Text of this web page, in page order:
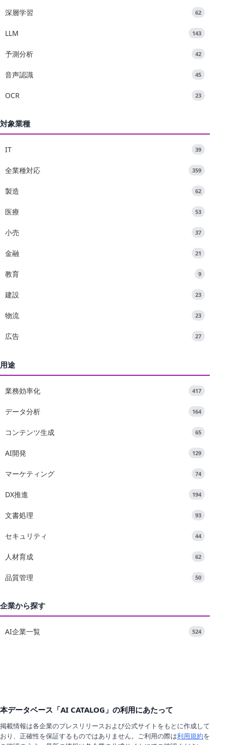
深層学習 62
LLM 143
予測分析 42
音声認識 45
OCR 23
対象業種
IT 39
全業種対応 359
製造 62
医療 53
小売 37
金融 21
教育 9
建設 23
物流 23
広告 27
用途
業務効率化 417
データ分析 164
コンテンツ生成 65
AI開発 129
マーケティング 74
DX推進 194
文書処理 93
セキュリティ 44
人材育成 62
品質管理 50
企業から探す
AI企業一覧 524
本データベース「AI CATALOG」の利用にあたって
掲載情報は各企業のプレスリリースおよび公式サイトをもとに作成して
おり、正確性を保証するものではありません。ご利用の際は利用規約を